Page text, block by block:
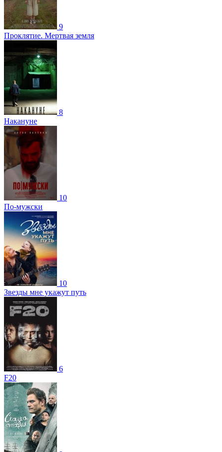
9
Проклятие. Мертвая земля
8
Накануне
10
По-мужски
10
Звезды мне укажут путь
6
F20